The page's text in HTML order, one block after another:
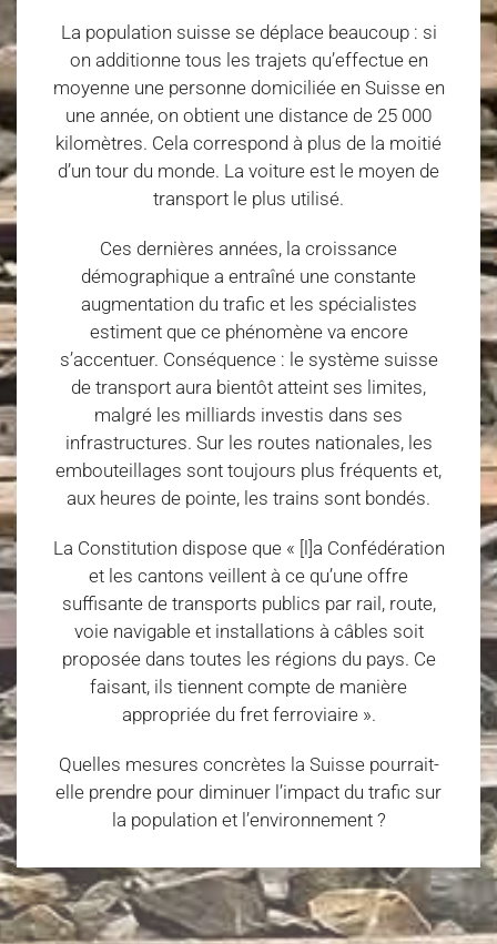
La population suisse se déplace beaucoup : si
on additionne tous les trajets qu’effectue en
moyenne une personne domiciliée en Suisse en
une année, on obtient une distance de 25 000
kilomètres. Cela correspond à plus de la moitié
d’un tour du monde. La voiture est le moyen de
transport le plus utilisé.
Ces dernières années, la croissance
démographique a entraîné une constante
augmentation du trafic et les spécialistes
estiment que ce phénomène va encore
s’accentuer. Conséquence : le système suisse
de transport aura bientôt atteint ses limites,
malgré les milliards investis dans ses
infrastructures. Sur les routes nationales, les
embouteillages sont toujours plus fréquents et,
aux heures de pointe, les trains sont bondés.
La Constitution dispose que « [l]a Confédération
et les cantons veillent à ce qu’une offre
suffisante de transports publics par rail, route,
voie navigable et installations à câbles soit
proposée dans toutes les régions du pays. Ce
faisant, ils tiennent compte de manière
appropriée du fret ferroviaire ».
Quelles mesures concrètes la Suisse pourrait-
elle prendre pour diminuer l’impact du trafic sur
la population et l’environnement ?